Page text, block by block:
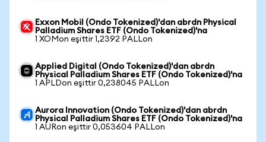
Exxon Mobil (Ondo Tokenized)'dan abrdn Physical
Palladium Shares ETF (Ondo Tokenized)'na
1 XOMon eşittir 1,2392 PALLon
Applied Digital (Ondo Tokenized)'dan abrdn
Physical Palladium Shares ETF (Ondo Tokenized)'na
1 APLDon eşittir 0,238045 PALLon
Aurora Innovation (Ondo Tokenized)'dan abrdn
Physical Palladium Shares ETF (Ondo Tokenized)'na
1 AURon eşittir 0,053604 PALLon